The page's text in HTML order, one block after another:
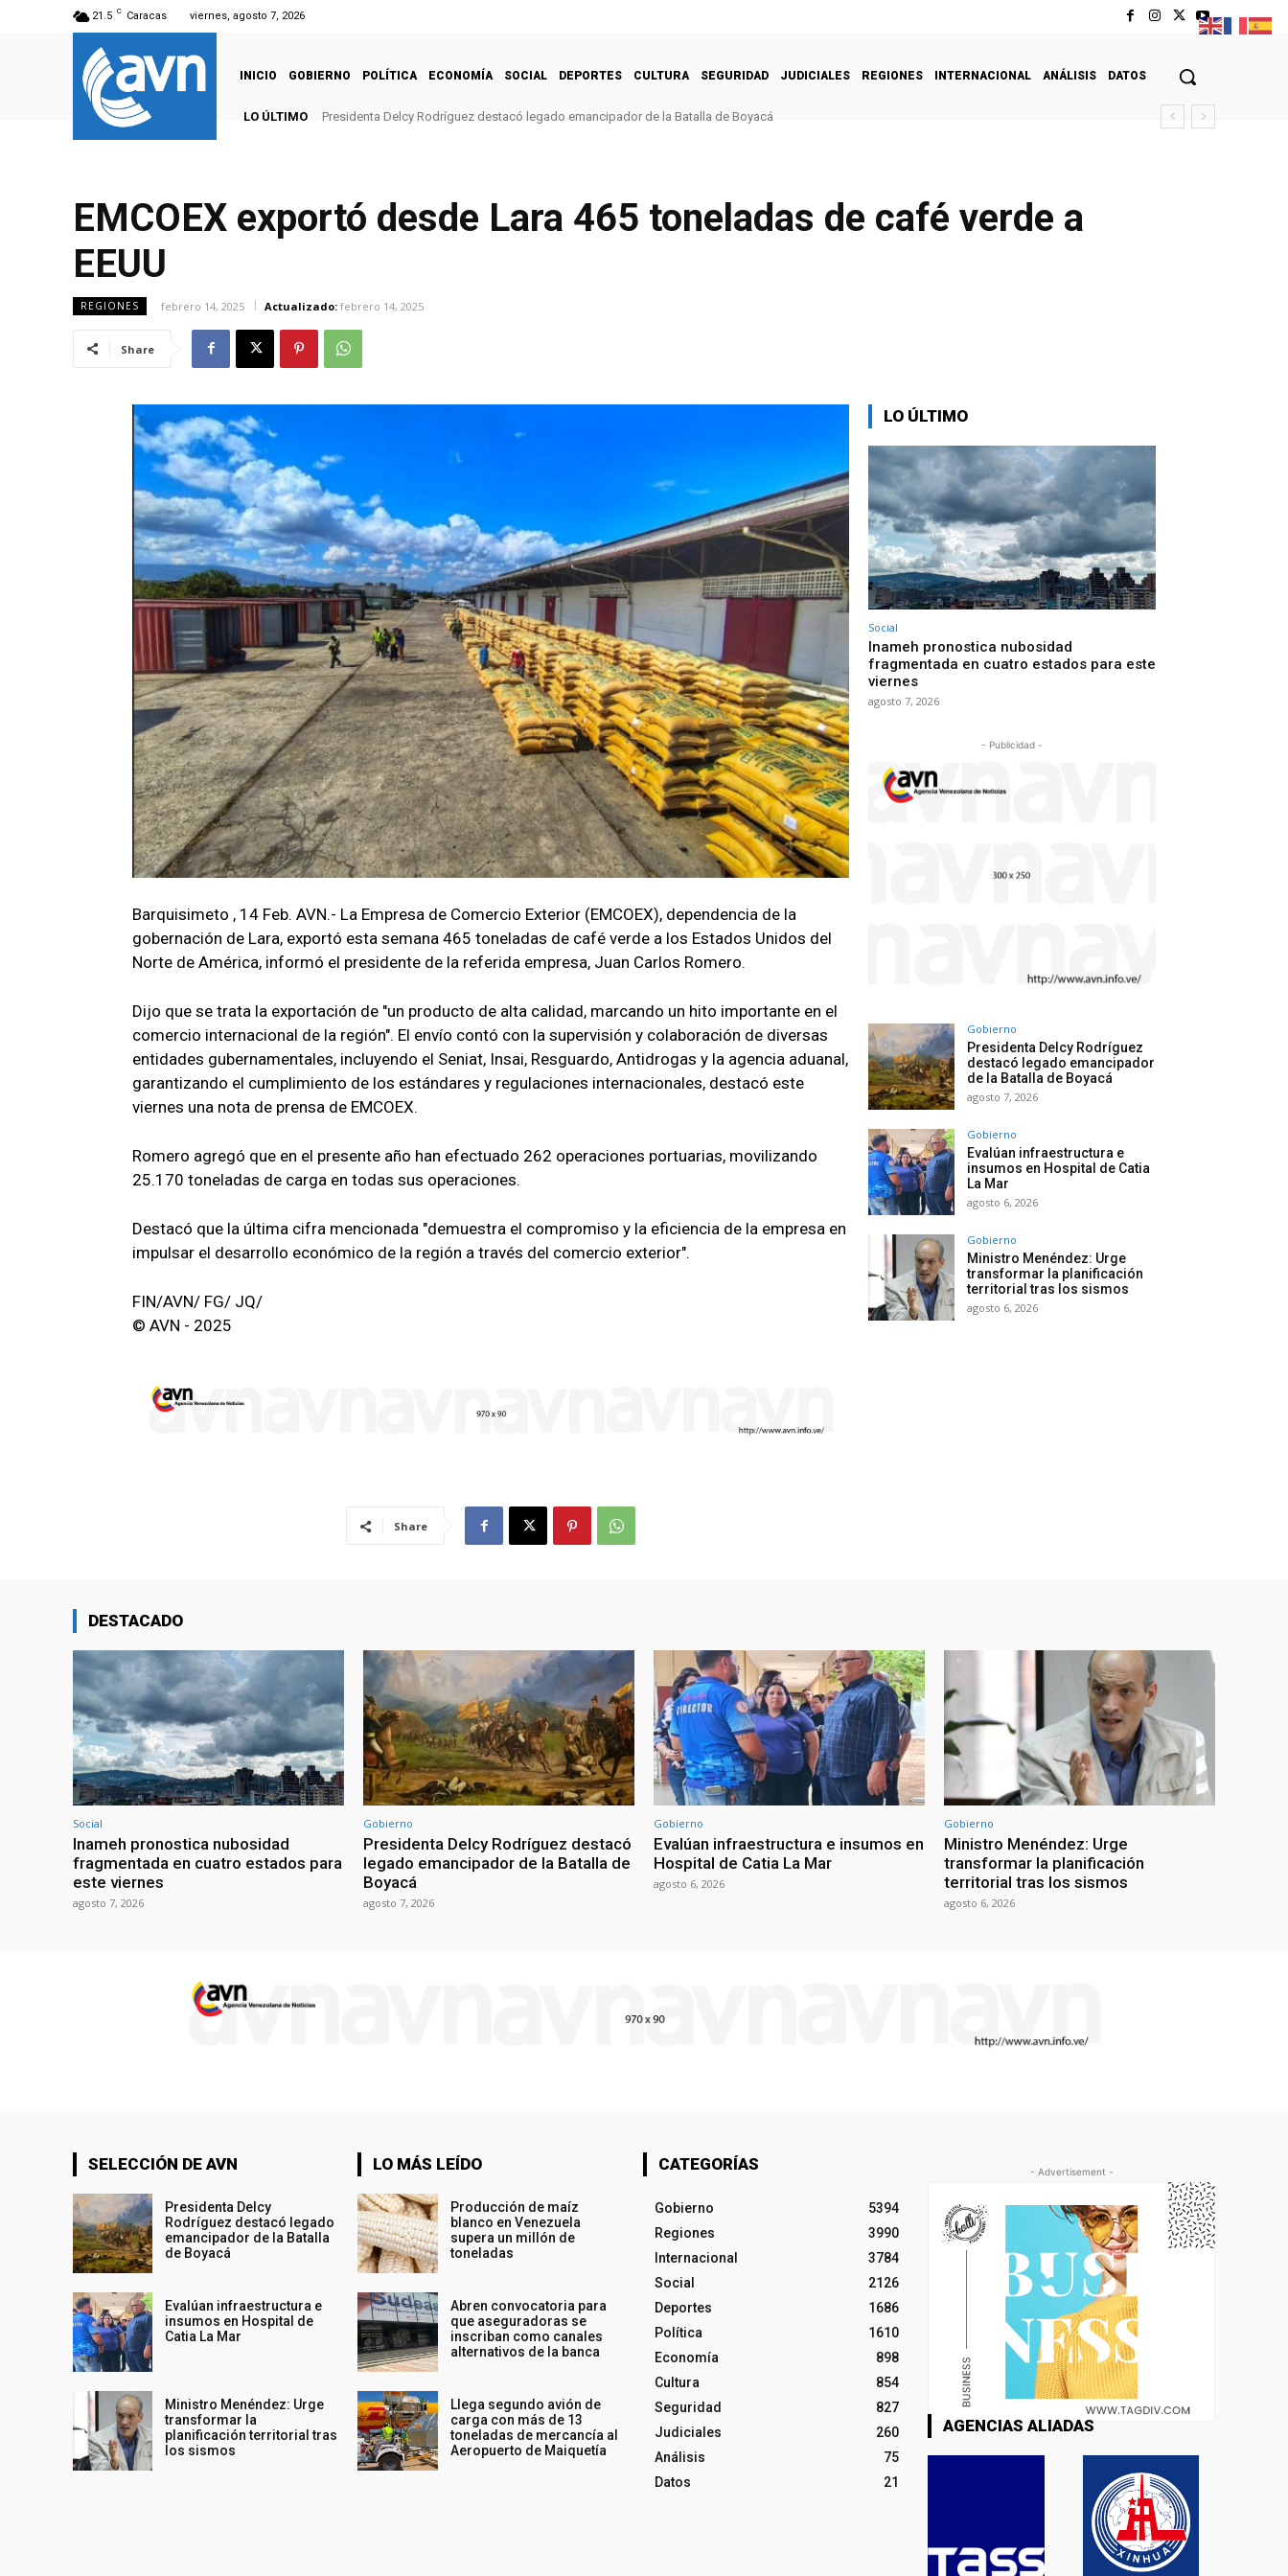
21.5 C Caracas viernes, agosto 7, 2026
INICIO GOBIERNO POLÍTICA ECONOMÍA SOCIAL DEPORTES CULTURA SEGURIDAD JUDICIALES REGIONES INTERNACIONAL ANÁLISIS DATOS
LO ÚLTIMO Presidenta Delcy Rodríguez destacó legado emancipador de la Batalla de Boyacá
EMCOEX exportó desde Lara 465 toneladas de café verde a
EEUU
REGIONES febrero 14, 2025 Actualizado: febrero 14, 2025
Share
Barquisimeto , 14 Feb. AVN.- La Empresa de Comercio Exterior (EMCOEX), dependencia de la
gobernación de Lara, exportó esta semana 465 toneladas de café verde a los Estados Unidos del
Norte de América, informó el presidente de la referida empresa, Juan Carlos Romero.
Dijo que se trata la exportación de "un producto de alta calidad, marcando un hito importante en el
comercio internacional de la región". El envío contó con la supervisión y colaboración de diversas
entidades gubernamentales, incluyendo el Seniat, Insai, Resguardo, Antidrogas y la agencia aduanal,
garantizando el cumplimiento de los estándares y regulaciones internacionales, destacó este
viernes una nota de prensa de EMCOEX.
Romero agregó que en el presente año han efectuado 262 operaciones portuarias, movilizando
25.170 toneladas de carga en todas sus operaciones.
Destacó que la última cifra mencionada "demuestra el compromiso y la eficiencia de la empresa en
impulsar el desarrollo económico de la región a través del comercio exterior".
FIN/AVN/ FG/ JQ/
© AVN - 2025
Share
LO ÚLTIMO
Social
Inameh pronostica nubosidad
fragmentada en cuatro estados para este
viernes
agosto 7, 2026
- Publicidad -
Gobierno
Presidenta Delcy Rodríguez
destacó legado emancipador
de la Batalla de Boyacá
agosto 7, 2026
Gobierno
Evalúan infraestructura e
insumos en Hospital de Catia
La Mar
agosto 6, 2026
Gobierno
Ministro Menéndez: Urge
transformar la planificación
territorial tras los sismos
agosto 6, 2026
DESTACADO
Social
Inameh pronostica nubosidad
fragmentada en cuatro estados para
este viernes
agosto 7, 2026
Gobierno
Presidenta Delcy Rodríguez destacó
legado emancipador de la Batalla de
Boyacá
agosto 7, 2026
Gobierno
Evalúan infraestructura e insumos en
Hospital de Catia La Mar
agosto 6, 2026
Gobierno
Ministro Menéndez: Urge
transformar la planificación
territorial tras los sismos
agosto 6, 2026
SELECCIÓN DE AVN
Presidenta Delcy
Rodríguez destacó legado
emancipador de la Batalla
de Boyacá
Evalúan infraestructura e
insumos en Hospital de
Catia La Mar
Ministro Menéndez: Urge
transformar la
planificación territorial tras
los sismos
LO MÁS LEÍDO
Producción de maíz
blanco en Venezuela
supera un millón de
toneladas
Abren convocatoria para
que aseguradoras se
inscriban como canales
alternativos de la banca
Llega segundo avión de
carga con más de 13
toneladas de mercancía al
Aeropuerto de Maiquetía
CATEGORÍAS
Gobierno
5394
Regiones
3990
Internacional
3784
Social
2126
Deportes
1686
Política
1610
Economía
898
Cultura
854
Seguridad
827
Judiciales
260
Análisis
75
Datos
21
- Advertisement -
AGENCIAS ALIADAS